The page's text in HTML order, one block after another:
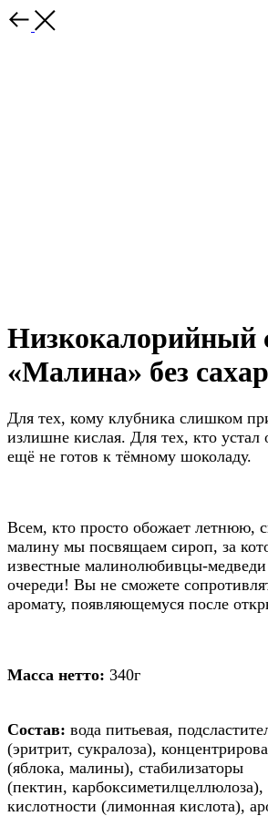
Низкокалорийный
«Малина» без
Для тех, кому клубника слишком
излишне кислая. Для тех, кто устал
ещё не готов к тёмному шоколаду.
Всем, кто просто обожает летнюю,
малину мы посвящаем сироп, за
известные малинолюбивцы-
очереди! Вы не сможете
аромату, появляющемуся после
Масса нетто: 340г
Состав: вода питьевая,
(эритрит, сукралоза),
(яблока, малины), стабилизаторы
(пектин, карбоксиметилцеллюлоза),
кислотности (лимонная кислота),